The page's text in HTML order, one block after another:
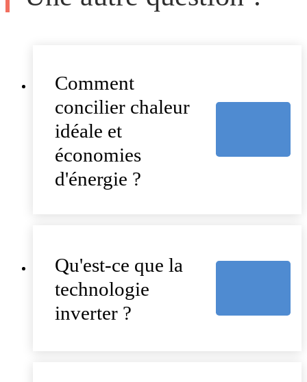
Comment
concilier chaleur
idéale et
économies
d'énergie ?
Qu'est-ce que la
technologie
inverter ?